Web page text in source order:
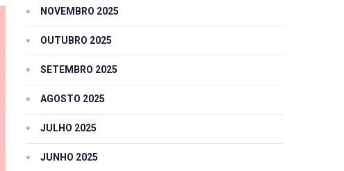
NOVEMBRO 2025
OUTUBRO 2025
SETEMBRO 2025
AGOSTO 2025
JULHO 2025
JUNHO 2025